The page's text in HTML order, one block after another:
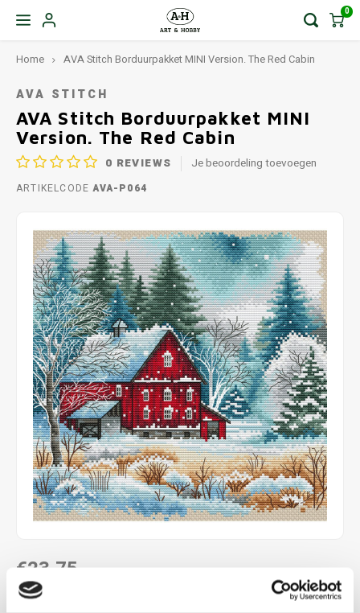
0
Home AVA Stitch Borduurpakket MINI Version. The Red Cabin
AVA STITCH
AVA Stitch Borduurpakket MINI
Version. The Red Cabin
0 REVIEWS Je beoordeling toevoegen
ARTIKELCODE AVA-P064
€23,75
LEVERTIJD: CA. 1-3 WEKEN